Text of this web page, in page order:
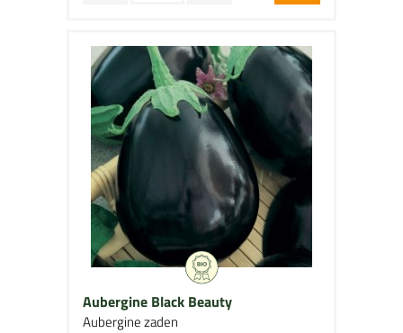
Aubergine Black Beauty
Aubergine zaden